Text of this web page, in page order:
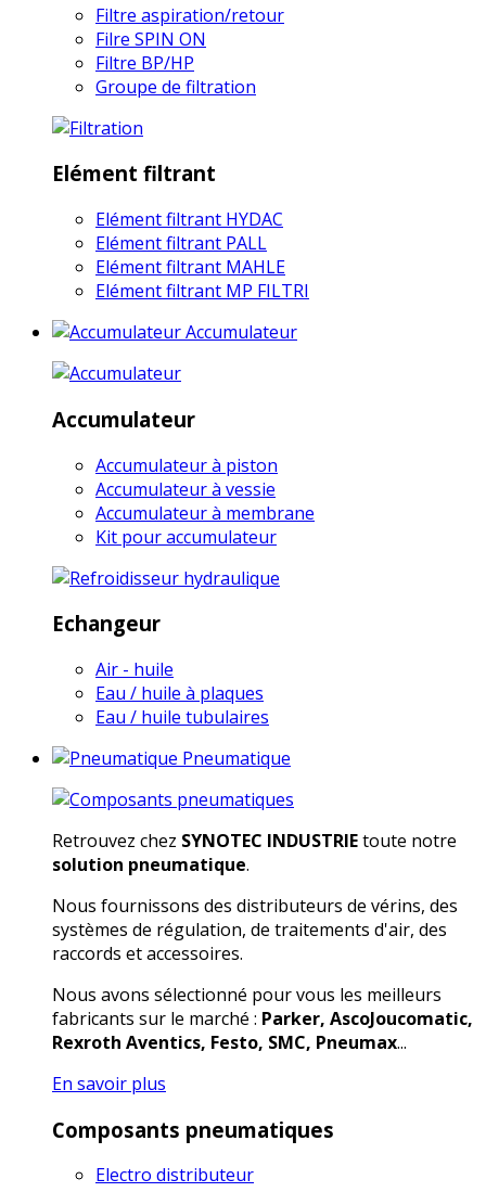
Filtre aspiration/retour
Filre SPIN ON
Filtre BP/HP
Groupe de filtration
Elément filtrant
Elément filtrant HYDAC
Elément filtrant PALL
Elément filtrant MAHLE
Elément filtrant MP FILTRI
Accumulateur
Accumulateur
Accumulateur à piston
Accumulateur à vessie
Accumulateur à membrane
Kit pour accumulateur
Echangeur
Air - huile
Eau / huile à plaques
Eau / huile tubulaires
Pneumatique
Retrouvez chez SYNOTEC INDUSTRIEtoute notre
solution pneumatique.
Nous fournissons des distributeurs de vérins, des
systèmes de régulation, de traitements d'air, des
raccords et accessoires.
Nous avons sélectionné pour vous les meilleurs
fabricants sur le marché : Parker, AscoJoucomatic,
Rexroth Aventics, Festo, SMC, Pneumax...
En savoir plus
Composants pneumatiques
Electro distributeur